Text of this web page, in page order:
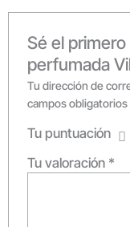
Sé el
perfumada
Tu dirección de
campos
Tu puntuación
Tu valoración *